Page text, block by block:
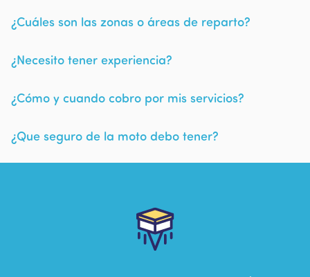
¿Cuáles son las zonas o áreas de reparto?
¿Necesito tener experiencia?
¿Cómo y cuando cobro por mis servicios?
¿Que seguro de la moto debo tener?